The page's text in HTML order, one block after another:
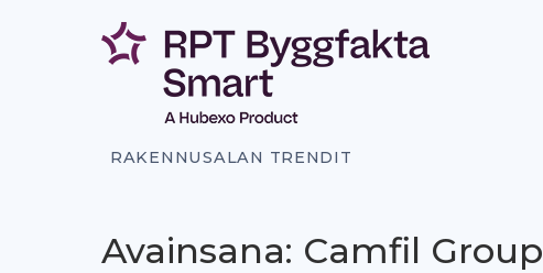
RAKENNUSALAN TRENDIT
Avainsana: Camfil Group